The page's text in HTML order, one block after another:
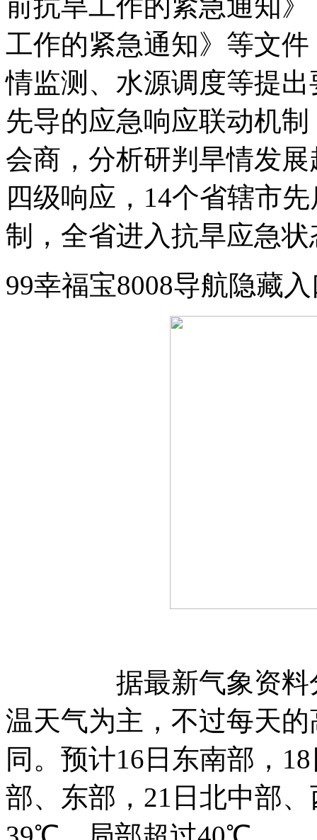
前抗旱工作的紧急通知
工作的紧急通知》等文
情监测、水源调度等提
先导的应急响应联动机
会商，分析研判旱情发
四级响应，14个省辖市
制，全省进入抗旱应急状
99幸福宝8008导航隐
据最新气象资料分
温天气为主，不过每天
同。预计16日东南部，
部、东部，21日北中部